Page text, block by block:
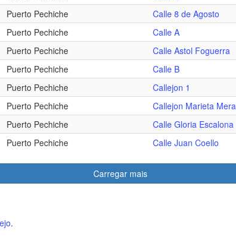
Puerto Pechiche
Calle 8 de Agosto
Puerto Pechiche
Calle A
Puerto Pechiche
Calle Astol Foguerra
Puerto Pechiche
Calle B
Puerto Pechiche
Callejon 1
Puerto Pechiche
Callejon Marieta Mera
Puerto Pechiche
Calle Gloria Escalona
Puerto Pechiche Calle Juan Coello
Carregar mais
.